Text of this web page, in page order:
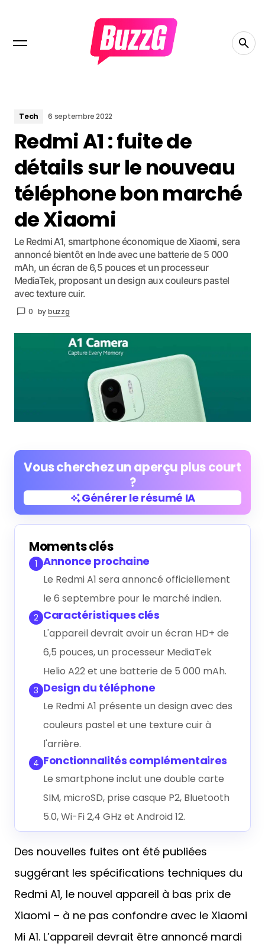
Tech 6 septembre 2022
Redmi A1 : fuite de
détails sur le nouveau
téléphone bon marché
de Xiaomi
Le Redmi A1, smartphone économique de Xiaomi, sera
annoncé bientôt en Inde avec une batterie de 5 000
mAh, un écran de 6,5 pouces et un processeur
MediaTek, proposant un design aux couleurs pastel
avec texture cuir.
0 bybuzzg
Vous cherchez un aperçu plus court
?
Générer le résumé IA
Générer le résumé IA
Moments clés
1 Annonce prochaine
Le Redmi A1 sera annoncé officiellement
le 6 septembre pour le marché indien.
2 Caractéristiques clés
L'appareil devrait avoir un écran HD+ de
6,5 pouces, un processeur MediaTek
Helio A22 et une batterie de 5 000 mAh.
3 Design du téléphone
Le Redmi A1 présente un design avec des
couleurs pastel et une texture cuir à
l'arrière.
4 Fonctionnalités complémentaires
Le smartphone inclut une double carte
SIM, microSD, prise casque P2, Bluetooth
5.0, Wi-Fi 2,4 GHz et Android 12.
Des nouvelles fuites ont été publiées
suggérant les spécifications techniques du
Redmi A1, le nouvel appareil à bas prix de
Xiaomi – à ne pas confondre avec le Xiaomi
Mi A1. L’appareil devrait être annoncé mardi